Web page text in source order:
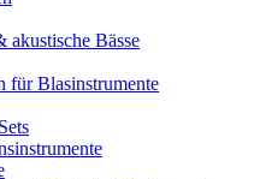
akustische Bässe
für Blasinstrumente